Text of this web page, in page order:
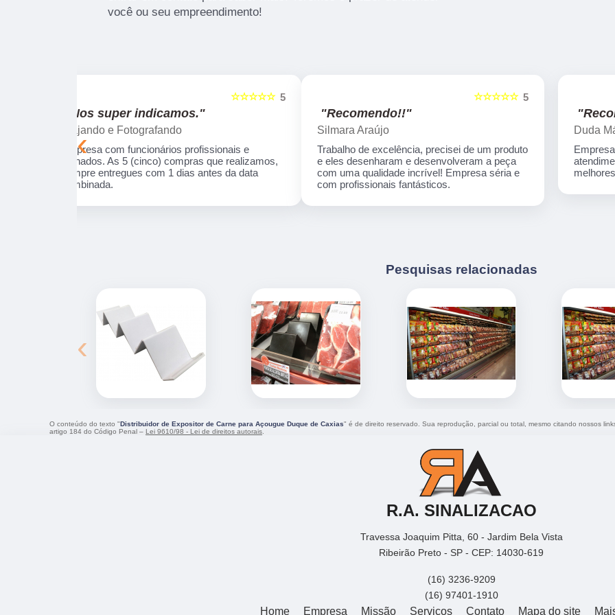
você ou seu empreendimento!
☆☆☆☆☆
"Recomendo!!"
Silmara Araújo
Trabalho de excelência, precisei de um produto
e eles desenharam e desenvolveram a peça
com uma qualidade incrível! Empresa séria e
com profissionais fantásticos.
☆☆☆☆☆
"Recomendo!!"
Duda Máximo
Empresa incrível, material de ótima qualidade,
atendimento humano e muito atencioso! Os
melhores preços! Indico de olhos fechados!
‹
Pesquisas relacionadas
‹
O conteúdo do texto "Distribuidor de Expositor de Carne para Açougue Duque de Caxias" é de direito reservado. Sua reprodução, parcial ou total, mesmo citando nossos
artigo 184 do Código Penal – Lei 9610/98 - Lei de direitos autorais
R.A. SINALIZACAO
Travessa Joaquim Pitta, 60 - Jardim Bela Vista
Ribeirão Preto - SP - CEP: 14030-619
(16) 3236-9209
(16) 97401-1910
Home Empresa Missão Serviços Contato Mapa do site